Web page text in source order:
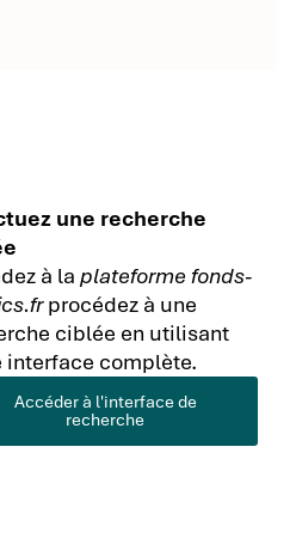
une recherche
à laplateforme fonds-
procédez à une
ciblée en utilisant
interface complète.
Accéder à l'interface de
recherche